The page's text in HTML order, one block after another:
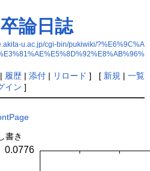
論日誌
u.ac.jp/cgi-bin/pukiwiki/?%E6%9C%A
履歴| 添付| リロード ] [ 新規 | 一覧
イン ]
書き